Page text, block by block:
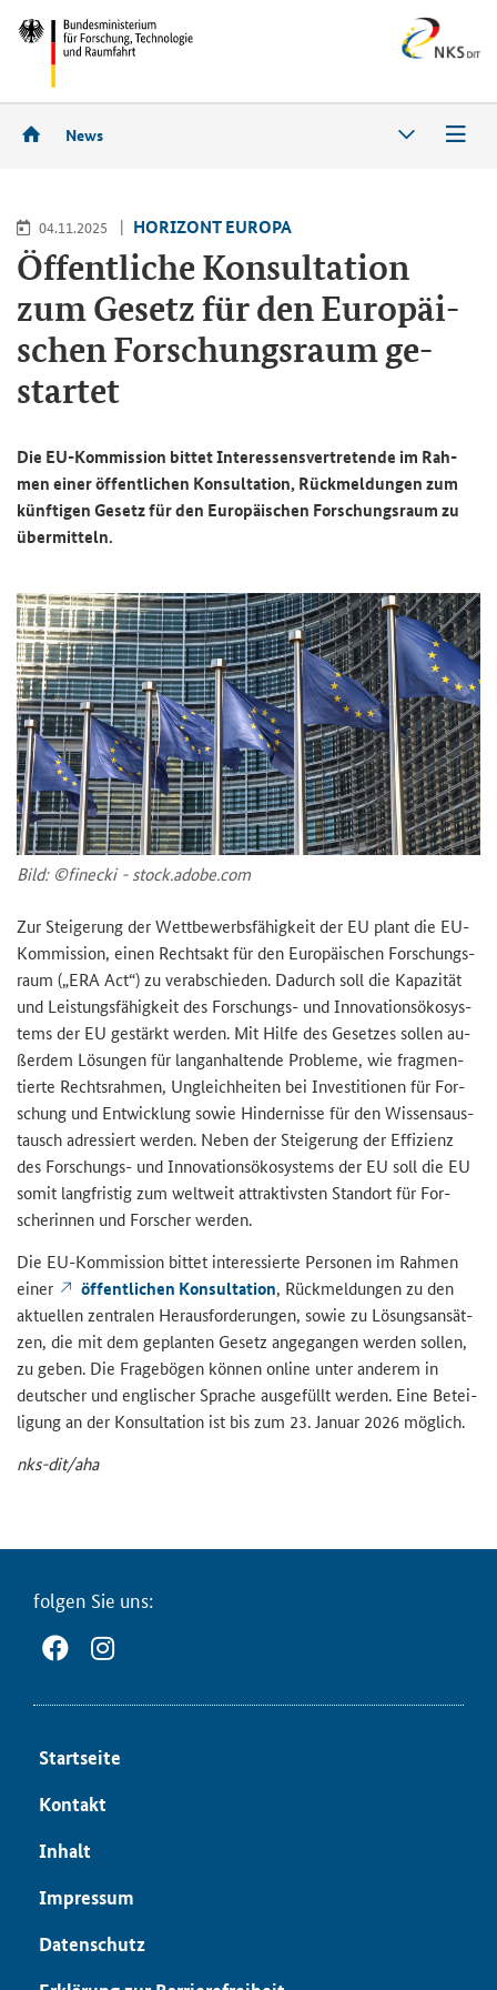
News
04.11.2025 HO­RI­ZONT EU­RO­PA
Öf­fent­li­che Kon­sul­ta­ti­on
zum Ge­setz für den Eu­ro­päi­
schen For­schungs­raum ge­
star­tet
Die EU-​Kommission bit­tet In­ter­es­sens­ver­tre­ten­de im Rah­
men einer öf­fent­li­chen Kon­sul­ta­ti­on, Rück­mel­dun­gen zum
künf­ti­gen Ge­setz für den Eu­ro­päi­schen For­schungs­raum zu
über­mit­teln.
Bild: ©fin­e­cki - stock.adobe.com
Zur Stei­ge­rung der Wett­be­werbs­fä­hig­keit der EU plant die EU-​
Kommission, einen Rechts­akt für den Eu­ro­päi­schen For­schungs­
raum („ERA Act“) zu ver­ab­schie­den. Da­durch soll die Ka­pa­zi­tät
und Leis­tungs­fä­hig­keit des Forschungs-​ und In­no­va­ti­ons­öko­sys­
tems der EU ge­stärkt wer­den. Mit Hilfe des Ge­set­zes sol­len au­
ßer­dem Lö­sun­gen für lang­an­hal­ten­de Pro­ble­me, wie frag­men­
tier­te Rechts­rah­men, Un­gleich­hei­ten bei In­ves­ti­tio­nen für For­
schung und Ent­wick­lung sowie Hin­der­nis­se für den Wis­sens­aus­
tausch adres­siert wer­den. Neben der Stei­ge­rung der Ef­fi­zi­enz
des Forschungs-​ und In­no­va­ti­ons­öko­sys­tems der EU soll die EU
somit lang­fris­tig zum welt­weit at­trak­tivs­ten Stand­ort für For­
sche­rin­nen und For­scher wer­den.
Die EU-​Kommission bit­tet in­ter­es­sier­te Per­so­nen im Rah­men
einer
öf­fent­li­chen Kon­sul­ta­ti­on, Rück­mel­dun­gen zu den
ak­tu­el­len zen­tra­len Her­aus­for­de­run­gen, sowie zu Lö­sungs­an­sät­
zen, die mit dem ge­plan­ten Ge­setz an­ge­gan­gen wer­den sol­len,
zu geben. Die Fra­ge­bö­gen kön­nen on­line unter an­de­rem in
deut­scher und eng­li­scher Spra­che aus­ge­füllt wer­den. Eine Be­tei­
li­gung an der Kon­sul­ta­ti­on ist bis zum 23. Ja­nu­ar 2026 mög­lich.
nks-​dit/aha
fol­gen Sie uns:
Start­sei­te
Kon­takt
In­halt
Im­pres­sum
Da­ten­schutz